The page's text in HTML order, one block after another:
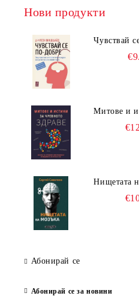
Нови продукти
Чувствай
Митове и
Нищетата
Абонирай се
Абонирай се за новини